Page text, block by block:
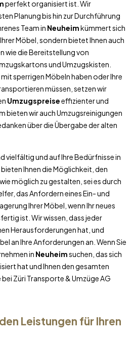
perfekt organisiert ist. Wir
Planung bis hin zur Durchführung
Team in Neuheimkümmert sich
Möbel, sondern bietet Ihnen auch
wie die Bereitstellung von
und Umzugskisten.
sperrigen Möbeln haben oder Ihre
müssen, setzen wir
Umzugspreiseeffizienter und
bieten wir auch Umzugsreinigungen
über die Übergabe der alten
vielfältig und auf Ihre Bedürfnisse in
Ihnen die Möglichkeit, den
möglich zu gestalten, sei es durch
das Anfordern eines Ein- und
Ihrer Möbel, wenn Ihr neues
ist. Wir wissen, dass jeder
Herausforderungen hat, und
an Ihre Anforderungen an. Wenn Sie
in Neuheimsuchen, das sich
hat und Ihnen den gesamten
Züri Transporte & Umzüge AG
Leistungen für Ihren